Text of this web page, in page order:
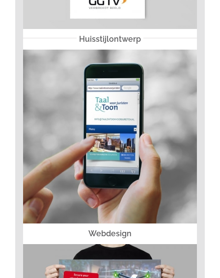
Huisstijlontwerp
Webdesign